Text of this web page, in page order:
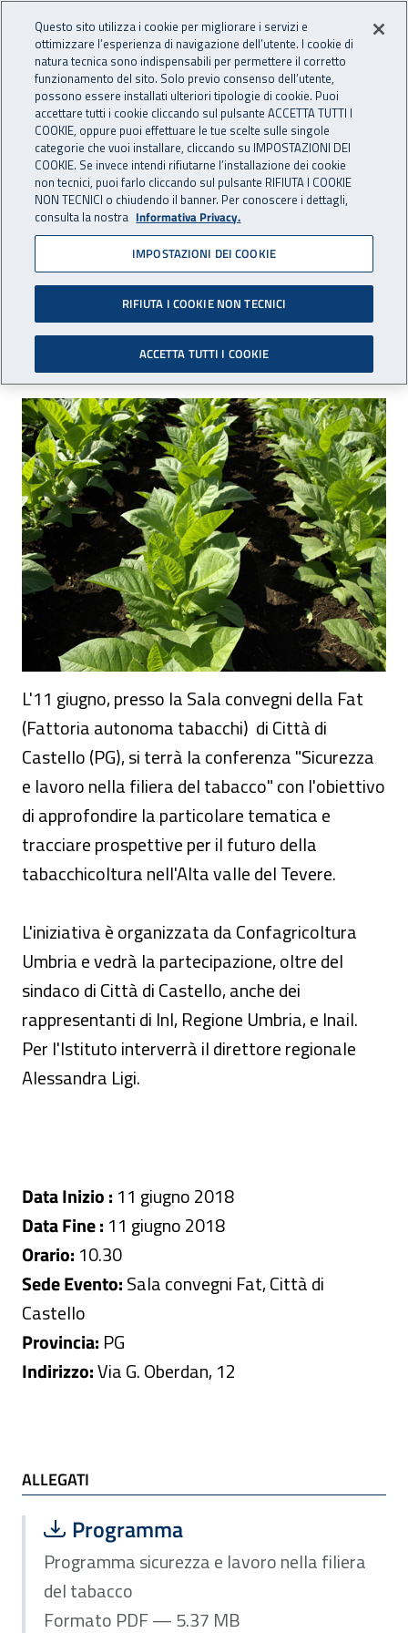
INAIL - Istituto Nazionale
Apri cerca
Navigazione principale
Navigazione - Ti trovi in:
Home Inail comunica Eventi
11 giugno 2018
Sicurezza e lavoro nella
filiera del tabacco
Città di Castello, 11 giugno 2018
Sicurezza e lavoro nella filiera del tabacco
L'11 giugno, presso la Sala convegni della Fat
(Fattoria autonoma tabacchi) di Città di
Castello (PG), si terrà la conferenza "Sicurezza
e lavoro nella filiera del tabacco" con l'obiettivo
di approfondire la particolare tematica e
tracciare prospettive per il futuro della
tabacchicoltura nell'Alta valle del Tevere.
L'iniziativa è organizzata da Confagricoltura
Umbria e vedrà la partecipazione, oltre del
sindaco di Città di Castello, anche dei
rappresentanti di Inl, Regione Umbria, e Inail.
Per l'Istituto interverrà il direttore regionale
Alessandra Ligi.
Data Inizio : 11 giugno 2018
Data Fine : 11 giugno 2018
Orario: 10.30
Sede Evento:Sala convegni Fat, Città di
Castello
Provincia: PG
Indirizzo:Via G. Oberdan, 12
ALLEGATI
ALLEGATI
Scarica file:
Programma
Formato PDF — Dimensione 5.37 MB
Programma sicurezza e lavoro nella filiera
del tabacco
Formato PDF — 5.37 MB
Questo sito utilizza i cookie per migliorare i servizi e
ottimizzare l’esperienza di navigazione dell’utente. I cookie di
natura tecnica sono indispensabili per permettere il corretto
funzionamento del sito. Solo previo consenso dell’utente,
possono essere installati ulteriori tipologie di cookie. Puoi
accettare tutti i cookie cliccando sul pulsante ACCETTA TUTTI I
COOKIE, oppure puoi effettuare le tue scelte sulle singole
categorie che vuoi installare, cliccando su IMPOSTAZIONI DEI
COOKIE. Se invece intendi rifiutarne l’installazione dei cookie
non tecnici, puoi farlo cliccando sul pulsante RIFIUTA I COOKIE
NON TECNICI o chiudendo il banner. Per conoscere i dettagli,
consulta la nostra Informativa Privacy.
IMPOSTAZIONI DEI COOKIE
RIFIUTA I COOKIE NON TECNICI
ACCETTA TUTTI I COOKIE